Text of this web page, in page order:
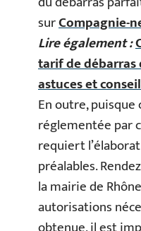
surCompagnie-
Lire également :
tarif de
astuces et
En outre,
réglementée par
requiert
préalables.
la mairie de
autorisations